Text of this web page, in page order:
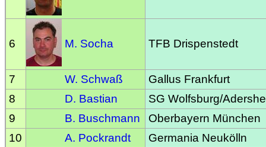
6 M. Socha TFB Drispenstedt
7 W. Schwaß
Gallus Frankfurt
8
D. Bastian
SG Wolfsburg/
9
B. Buschmann
Oberbayern München
10
A. Pockrandt
Germania Neukölln